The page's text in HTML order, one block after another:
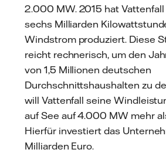
2.000 MW. 2015 hat Vattenfall
sechs Milliarden
Windstrom produziert. Diese
reicht rechnerisch, um den
von 1,5 Millionen deutschen
Durchschnittshaushalten zu
will Vattenfall seine
auf See auf 4.000 MW mehr
Hierfür investiert das
Milliarden Euro.